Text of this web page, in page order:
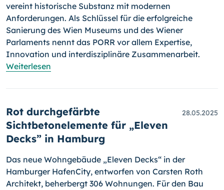
vereint historische Substanz mit modernen
Anforderungen. Als Schlüssel für die erfolgreiche
Sanierung des Wien Museums und des Wiener
Parlaments nennt das PORR vor allem Expertise,
Innovation und interdisziplinäre Zusammenarbeit.
Weiterlesen
Rot durchgefärbte
Sichtbetonelemente für „Eleven
Decks” in Hamburg
28.05.2025
Das neue Wohngebäude „Eleven Decks“ in der
Hamburger HafenCity, entworfen von Carsten Roth
Architekt, beherbergt 306 Wohnungen. Für den Bau